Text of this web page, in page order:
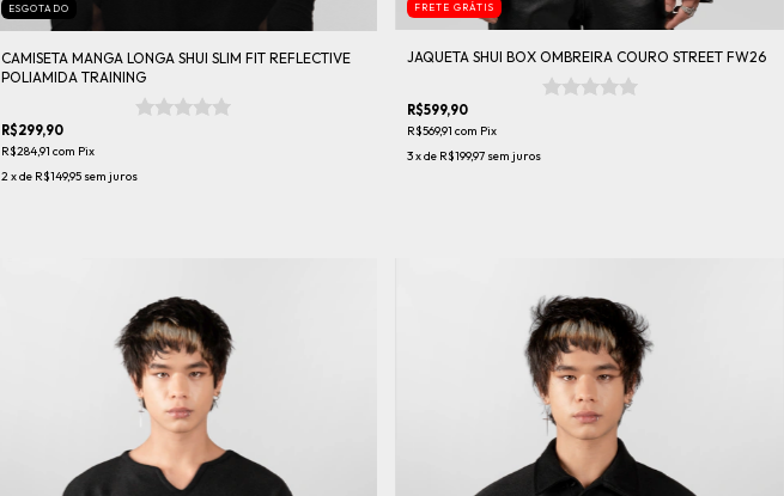
ESGOTADO
CAMISETA MANGA LONGA SHUI SLIM FIT REFLECTIVE
POLIAMIDA TRAINING
R$299,90
R$284,91 com Pix
2x de R$149,95 sem juros
FRETE GRÁTIS
JAQUETA SHUI BOX OMBREIRA COURO STREET FW26
R$599,90
R$569,91com Pix
3x de R$199,97 sem juros